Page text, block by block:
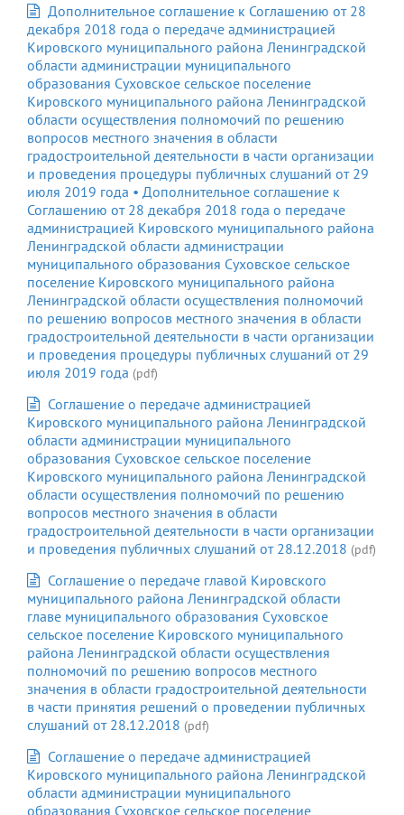
Дополнительное соглашение к Соглашению от 28
декабря 2018 года о передаче администрацией
Кировского муниципального района Ленинградской
области администрации муниципального
образования Суховское сельское поселение
Кировского муниципального района Ленинградской
области осуществления полномочий по решению
вопросов местного значения в области
градостроительной деятельности в части организации
и проведения процедуры публичных слушаний от 29
июля 2019 года • Дополнительное соглашение к
Соглашению от 28 декабря 2018 года о передаче
администрацией Кировского муниципального района
Ленинградской области администрации
муниципального образования Суховское сельское
поселение Кировского муниципального района
Ленинградской области осуществления полномочий
по решению вопросов местного значения в области
градостроительной деятельности в части организации
и проведения процедуры публичных слушаний от 29
июля 2019 года (pdf)
Соглашение о передаче администрацией
Кировского муниципального района Ленинградской
области администрации муниципального
образования Суховское сельское поселение
Кировского муниципального района Ленинградской
области осуществления полномочий по решению
вопросов местного значения в области
градостроительной деятельности в части организации
и проведения публичных слушаний от 28.12.2018 (pdf)
Соглашение о передаче главой Кировского
муниципального района Ленинградской области
главе муниципального образования Суховское
сельское поселение Кировского муниципального
района Ленинградской области осуществления
полномочий по решению вопросов местного
значения в области градостроительной деятельности
в части принятия решений о проведении публичных
слушаний от 28.12.2018 (pdf)
Соглашение о передаче администрацией
Кировского муниципального района Ленинградской
области администрации муниципального
образования Суховское сельское поселение